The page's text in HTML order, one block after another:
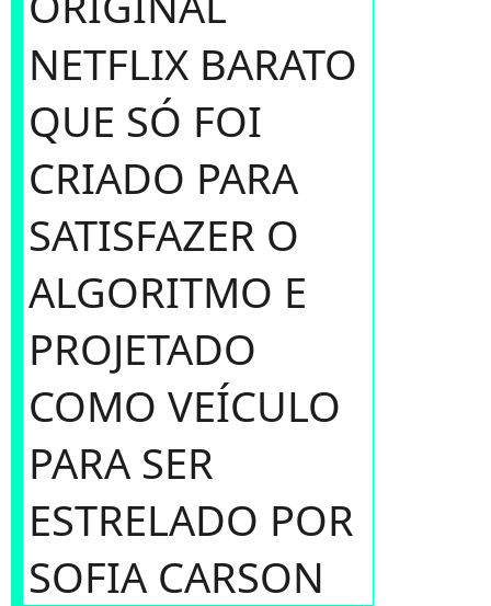
NETFLIX BARATO
QUE SÓ FOI
CRIADO PARA
SATISFAZER O
ALGORITMO E
PROJETADO
COMO VEÍCULO
PARA SER
ESTRELADO POR
SOFIA CARSON